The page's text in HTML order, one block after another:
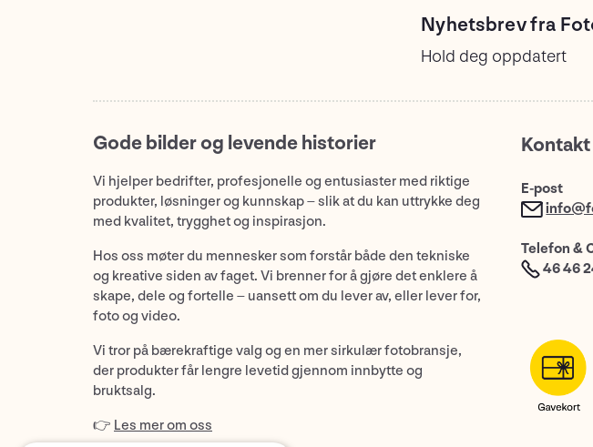
Nyhetsbrev fra
Hold deg oppdatert
Gode bilder og levende historier
Vi hjelper bedrifter, profesjonelle og entusiaster med riktige
produkter, løsninger og kunnskap – slik at du kan uttrykke deg
med kvalitet, trygghet og inspirasjon.
Hos oss møter du mennesker som forstår både den tekniske
og kreative siden av faget. Vi brenner for å gjøre det enklere å
skape, dele og fortelle – uansett om du lever av, eller lever for,
foto og video.
Vi tror på bærekraftige valg og en mer sirkulær fotobransje,
der produkter får lengre levetid gjennom innbytte og
bruktsalg.
👉 Les mer om oss
E-post
Telefon &
46 46